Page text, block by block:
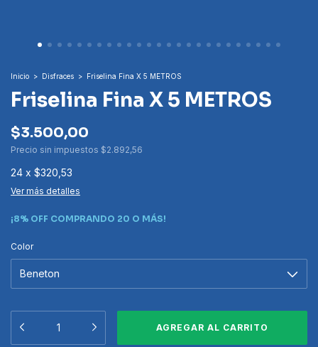
Inicio > Disfraces > Friselina Fina X 5 METROS
Friselina Fina X 5 METROS
$3.500,00
Precio sin impuestos $2.892,56
24 x $320,53
Ver más detalles
¡8% OFF COMPRANDO 20 O MÁS!
Color